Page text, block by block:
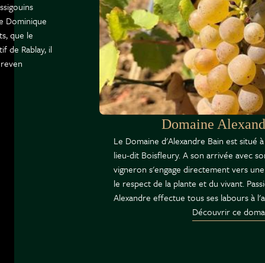
Dominique
que le
de Rablay, il
Domaine
Le Domaine d'Alexandre Bain est situé
lieu-dit Boisfleury. A son arrivée avec
vigneron s'engage directement vers
le respect de la plante et du vivant.
Alexandre effectue tous ses labours à l'a
Découvrir ce